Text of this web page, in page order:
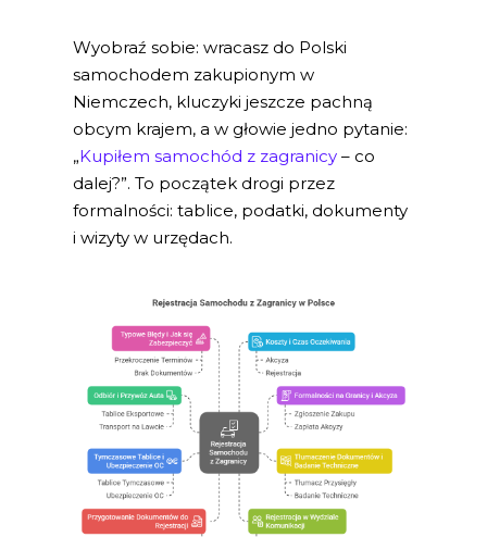
Wyobraź sobie: wracasz do Polski
samochodem zakupionym w
Niemczech, kluczyki jeszcze pachną
obcym krajem, a w głowie jedno pytanie:
„Kupiłem samochód z zagranicy – co
dalej?”. To początek drogi przez
formalności: tablice, podatki, dokumenty
i wizyty w urzędach.